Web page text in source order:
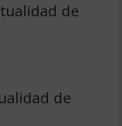
de
de